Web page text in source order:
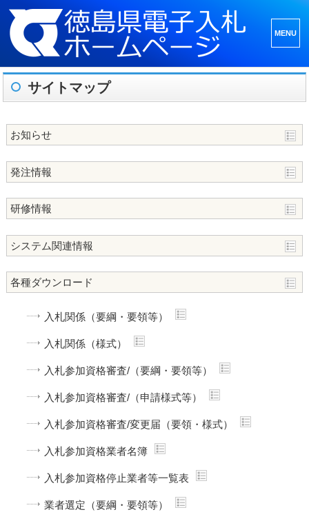
ーとウ
ィジェ
サイトマップ
お知らせ
発注情報
研修情報
システム関連情報
各種ダウンロード
入札関係（要綱・要領等）
入札関係（様式）
入札参加資格審査/（要綱・要領等）
入札参加資格審査/（申請様式等）
入札参加資格審査/変更届（要領・様式）
入札参加資格業者名簿
入札参加資格停止業者等一覧表
業者選定（要綱・要領等）